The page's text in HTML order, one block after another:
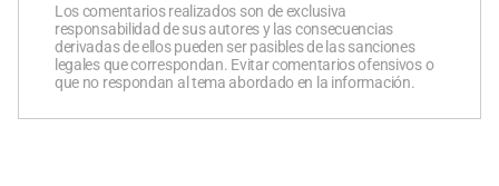
Los comentarios realizados son de exclusiva
responsabilidad de sus autores y las consecuencias
derivadas de ellos pueden ser pasibles de las sanciones
legales que correspondan. Evitar comentarios ofensivos o
que no respondan al tema abordado en la información.